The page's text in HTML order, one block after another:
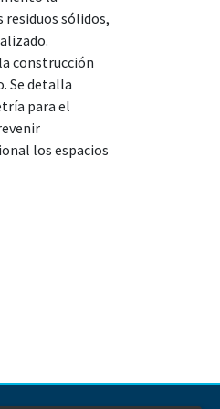
residuos sólidos,
construcción
Se detalla
para el
los espacios